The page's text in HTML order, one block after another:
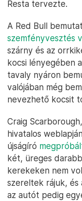
Resta tervezte.
A Red Bull
szemfényvesztés
szárny és az
kocsi lényegében
tavaly nyáron
valójában még
nevezhető kocsit
Craig
hivatalos
újságíró
két, üreges
kerekeken nem
szereltek rájuk, és
az autót pedig